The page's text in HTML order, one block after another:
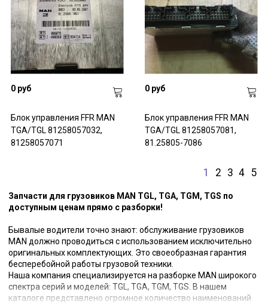
0 руб
Блок управления FFR MAN
TGA/TGL 81258057032,
81258057071
0 руб
Блок управления FFR MAN
TGA/TGL 81258057081,
81.25805-7086
1 2 3 4 5
Запчасти для грузовиков MAN TGL, TGA, TGM, TGS по
доступным ценам прямо с разборки!
Бывалые водители точно знают: обслуживание грузовиков
MAN должно проводиться с использованием исключительно
оригинальных комплектующих. Это своеобразная гарантия
бесперебойной работы грузовой техники.
Наша компания специализируется на разборке MAN широкого
спектра серий и моделей: TGL, TGA, TGM, TGS. В нашем
каталоге представлено огромное количество наименований